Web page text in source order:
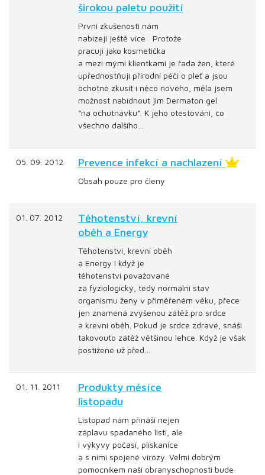
širokou paletu použití
První zkušenosti nám
nabízejí ještě více Protože
pracuji jako kosmetička
a mezi mými klientkami je řada žen, které
upřednostňují přírodní péči o pleť a jsou
ochotné zkusit i něco nového, měla jsem
možnost nabídnout jim Dermaton gel
“na ochutnávku”. K jeho otestování, co
všechno dalšího…
05. 09. 2012 Prevence infekcí a nachlazení
Obsah pouze pro členy
01. 07. 2012
Těhotenství, krevní
oběh a Energy
Těhotenství, krevní oběh
a Energy I když je
těhotenství považované
za fyziologický, tedy normální stav
organismu ženy v přiměřeném věku, přece
jen znamená zvýšenou zátěž pro srdce
a krevní oběh. Pokud je srdce zdravé, snáší
takovouto zátěž většinou lehce. Když je však
postižené už před…
01. 11. 2011
Produkty měsíce
listopadu
Listopad nám přináší nejen
záplavu spadaného listí, ale
i výkyvy počasí, plískanice
a s nimi spojené virózy. Velmi dobrým
pomocníkem naší obranyschopnosti bude